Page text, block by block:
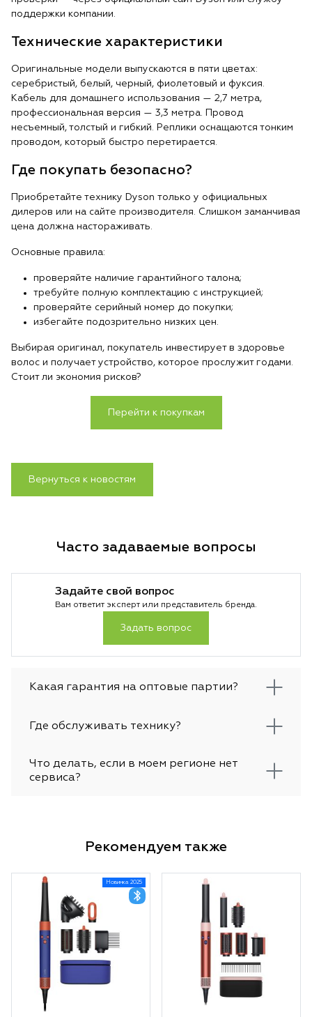
поддержки компании.
Технические характеристики
Оригинальные модели выпускаются в пяти цветах:
серебристый, белый, черный, фиолетовый и фуксия.
Кабель для домашнего использования — 2,7 метра,
профессиональная версия — 3,3 метра. Провод
несъемный, толстый и гибкий. Реплики оснащаются тонким
проводом, который быстро перетирается.
Где покупать безопасно?
Приобретайте технику Dyson только у официальных
дилеров или на сайте производителя. Слишком заманчивая
цена должна настораживать.
Основные правила:
проверяйте наличие гарантийного талона;
требуйте полную комплектацию с инструкцией;
проверяйте серийный номер до покупки;
избегайте подозрительно низких цен.
Выбирая оригинал, покупатель инвестирует в здоровье
волос и получает устройство, которое прослужит годами.
Стоит ли экономия рисков?
Перейти к покупкам
Вернуться к новостям
Часто задаваемые вопросы
Задайте свой вопрос
Вам ответит эксперт или представитель бренда.
Задать вопрос
Какая гарантия на оптовые партии?
Где обслуживать технику?
Что делать, если в моем регионе нет
сервиса?
Рекомендуем также
Новинка 2025